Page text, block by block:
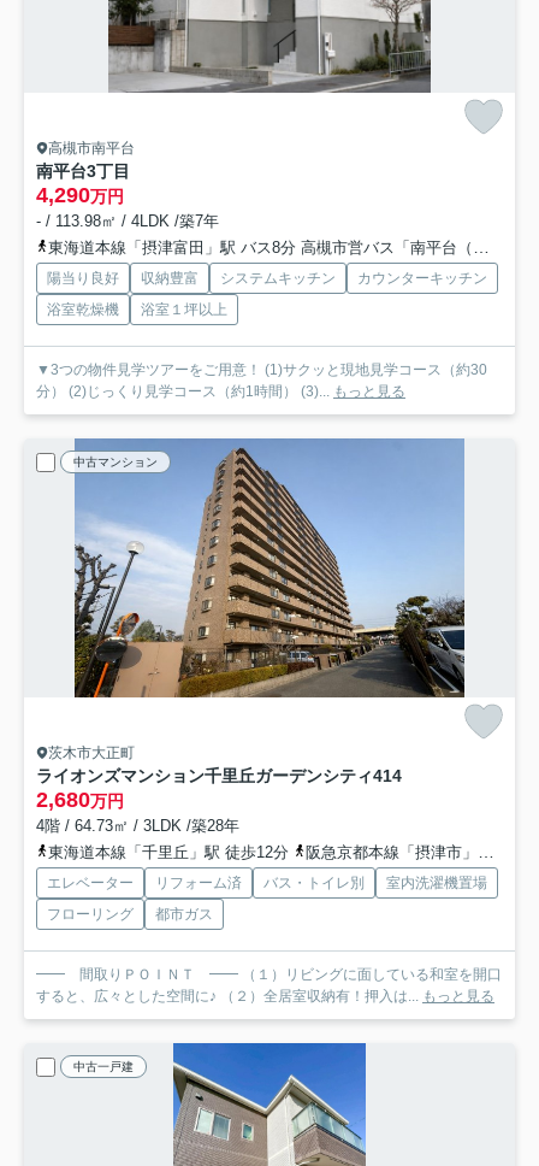
高槻市南平台
南平台3丁目
4,290万円
- / 113.98㎡ / 4LDK /築7年
東海道本線「摂津富田」駅 バス8分 高槻市営バス「南平台（大阪府）」 停歩3分
陽当り良好 収納豊富 システムキッチン
カウンターキッチン
浴室乾燥機
浴室１坪以上
▼3つの物件見学ツアーをご用意！ (1)サクッと現地見学コース（約30
分） (2)じっくり見学コース（約1時間） (3)... もっと見る
中古マンション
茨木市大正町
ライオンズマンション千里丘ガーデンシティ414
2,680万円
4階 / 64.73㎡ / 3LDK /築28年
東海道本線「千里丘」駅 徒歩12分
阪急京都本線「摂津市」駅 徒歩14分
エレベーター リフォーム済 バス・トイレ別
室内洗濯機置場
フローリング
都市ガス
━━ 間取りＰＯＩＮＴ ━━ （１）リビングに面している和室を開口
すると、広々とした空間に♪ （２）全居室収納有！押入は... もっと見る
中古一戸建